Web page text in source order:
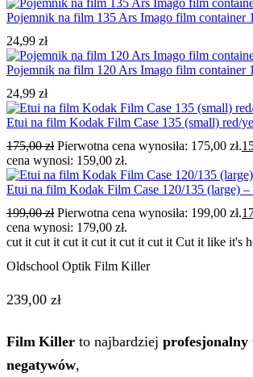
Pojemnik na film 135 Ars Imago film container
24,99 zł
Pojemnik na film 120 Ars Imago film container
24,99 zł
Etui na film Kodak Film Case 135 (small) red/
175,00zł Pierwotna cena wynosiła: 175,00 zł.
cena wynosi: 159,00 zł.
Etui na film Kodak Film Case 120/135 (large) –
199,00zł Pierwotna cena wynosiła: 199,00 zł.
cena wynosi: 179,00 zł.
cut it cut it cut it cut it cut it cut itCut it like it's
Oldschool Optik Film Killer
239,00 zł
Film Killer to najbardziej
negatywów,